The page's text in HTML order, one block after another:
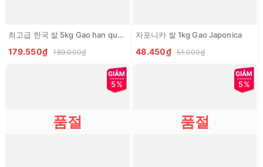
최고급 한국 쌀 5kg Gao han quoc An Dinh
179.550₫ 189.000₫
자포니카 쌀 1kg Gao Japonica
48.450₫ 51.000₫
5%
품절
5%
품절